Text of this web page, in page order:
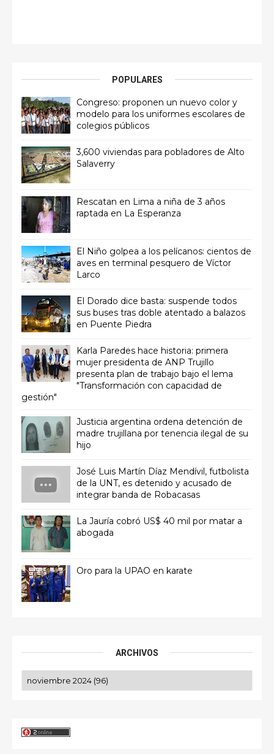
POPULARES
Congreso: proponen un nuevo color y
modelo para los uniformes escolares de
colegios públicos
3,600 viviendas para pobladores de Alto
Salaverry
Rescatan en Lima a niña de 3 años
raptada en La Esperanza
El Niño golpea a los pelícanos: cientos de
aves en terminal pesquero de Víctor
Larco
El Dorado dice basta: suspende todos
sus buses tras doble atentado a balazos
en Puente Piedra
Karla Paredes hace historia: primera
mujer presidenta de ANP Trujillo
presenta plan de trabajo bajo el lema
"Transformación con capacidad de
gestión"
Justicia argentina ordena detención de
madre trujillana por tenencia ilegal de su
hijo
José Luis Martín Díaz Mendívil, futbolista
de la UNT, es detenido y acusado de
integrar banda de Robacasas
La Jauría cobró US$ 40 mil por matar a
abogada
Oro para la UPAO en karate
ARCHIVOS